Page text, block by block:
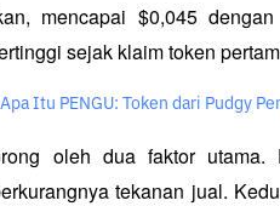
mencapai $0,045
sejak klaim token
Itu PENGU: Token dari Pudgy
oleh dua faktor utama.
tekanan jual.